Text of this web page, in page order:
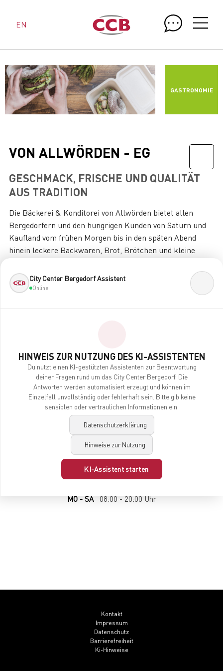
EN
City Center Bergedorf Assistent
Online
HINWEIS ZUR NUTZUNG DES KI-ASSISTENTEN
Du nutzt einen KI-gestützten Assistenten zur Beantwortung
deiner Fragen rund um das City Center Bergedorf. Die
Antworten werden automatisiert erzeugt und können im
Einzelfall unvollständig oder fehlerhaft sein. Bitte gib keine
sensiblen oder vertraulichen Informationen ein.
Datenschutzerklärung
Hinweise zur Nutzung
KI-Assistent starten
GASTRONOMIE
VON ALLWÖRDEN - EG
GESCHMACK, FRISCHE UND QUALITÄT
AUS TRADITION
Die Bäckerei & Konditorei von Allwörden bietet allen
Bergedorfern und den hungrigen Kunden von Saturn und
Kaufland vom frühen Morgen bis in den späten Abend
hinein leckere Backwaren, Brot, Brötchen und kleine
Auch für den Erholungsfaktor ist gesorgt. Neben dem
Einkauf können alle Kunden im gemütlichen Café durch
Shoppen und Genießen, beides lässt sich in Bergedorf
wunderbar in Einklang bringen. Probieren Sie es aus – im
City Center und bei von Allwörden.
CENTERPLAN · EG
MO - SA 08:00 - 20:00 Uhr
Kontakt
Impressum
Datenschutz
Barrierefreiheit
Ki-Hinweise